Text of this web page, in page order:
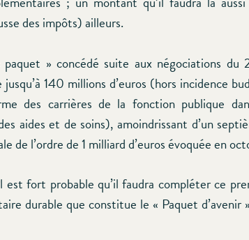
des impôts) ailleurs.
» concédé suite aux négociations du
140 millions d’euros (hors incidence
des carrières de la fonction publique
aides et de soins), amoindrissant d’un
de l’ordre de 1 milliard d’euros évoquée en
est fort probable qu’il faudra compléter ce
durable que constitue le « Paquet d’avenir